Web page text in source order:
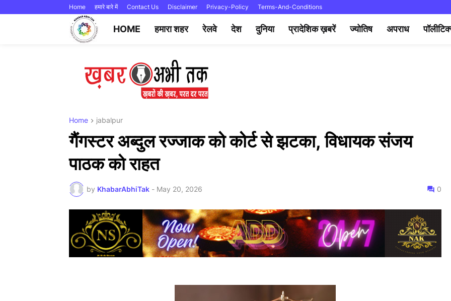
Home हमारे बारे में Contact Us Disclaimer Privacy-Policy Terms-And-Conditions
HOME हमारा शहर रेलवे देश दुनिया प्रादेशिक ख़बरें ज्योतिष अपराध
Home jabalpur
गैंगस्टर अब्दुल रज्जाक को कोर्ट से झटका, विधायक संजय
पाठक को राहत
by KhabarAbhiTak - May 20, 2026 0